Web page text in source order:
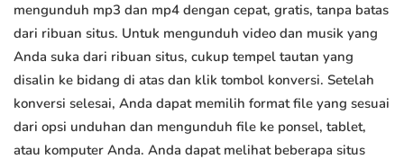
mengunduh mp3 dan mp4 dengan cepat, gratis, tanpa batas
dari ribuan situs. Untuk mengunduh video dan musik yang
Anda suka dari ribuan situs, cukup tempel tautan yang
disalin ke bidang di atas dan klik tombol konversi. Setelah
konversi selesai, Anda dapat memilih format file yang sesuai
dari opsi unduhan dan mengunduh file ke ponsel, tablet,
atau komputer Anda. Anda dapat melihat beberapa situs